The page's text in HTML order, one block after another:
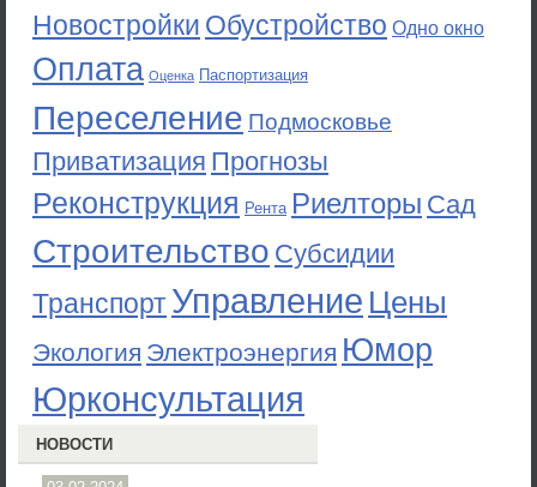
Новостройки Обустройство Одно окно
Оплата Оценка Паспортизация
Переселение Подмосковье
Приватизация Прогнозы
Реконструкция Рента Риелторы Сад
Строительство Субсидии
ТранспортУправление Цены
Экология Электроэнергия Юмор
Юрконсультация
НОВОСТИ